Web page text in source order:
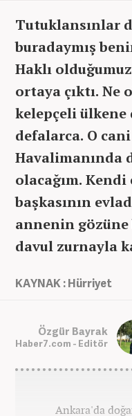
Tutuklansınlar
buradaymış
Haklı
ortaya çıktı. Ne
kelepçeli ülkene
defalarca. O
Havalimanında
olacağım.
başkasının
annenin gözüne
davul zurnayla
KAYNAK : Hürriyet
Özgür Bayrak
Haber7.com - Editör
Ankara'da